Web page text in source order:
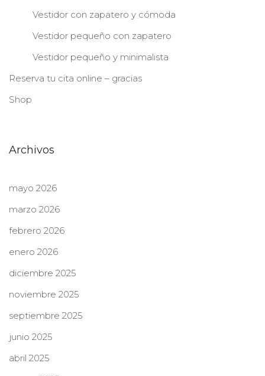
Vestidor con zapatero y cómoda
Vestidor pequeño con zapatero
Vestidor pequeño y minimalista
Reserva tu cita online – gracias
Shop
Archivos
mayo 2026
marzo 2026
febrero 2026
enero 2026
diciembre 2025
noviembre 2025
septiembre 2025
junio 2025
abril 2025